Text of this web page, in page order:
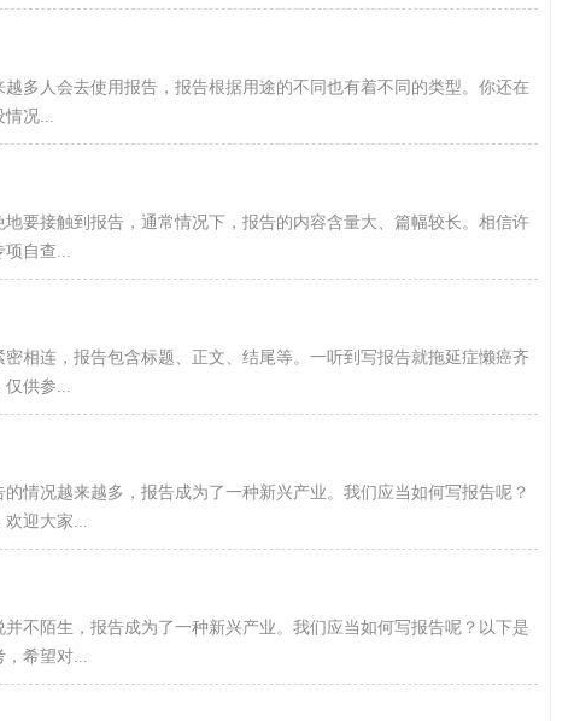
多人会去使用报告，报告根据用途的不同也有着不同的类型。你还在
情况...
要接触到报告，通常情况下，报告的内容含量大、篇幅较长。相信许
项自查...
相连，报告包含标题、正文、结尾等。一听到写报告就拖延症懒癌齐
仅供参...
情况越来越多，报告成为了一种新兴产业。我们应当如何写报告呢？
欢迎大家...
不陌生，报告成为了一种新兴产业。我们应当如何写报告呢？以下是
，希望对...